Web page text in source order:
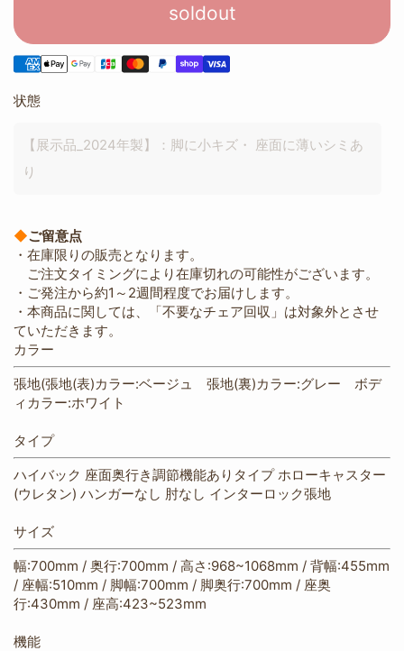
soldout
状態
【展示品_2024年製】：脚に小キズ・ 座面に薄いシミあ
り
◆ご留意点
・在庫限りの販売となります。
ご注文タイミングにより在庫切れの可能性がございます。
・ご発注から約1～2週間程度でお届けします。
・本商品に関しては、「不要なチェア回収」は対象外とさせ
ていただきます。
カラー
張地(張地(表)カラー:ベージュ 張地(裏)カラー:グレー ボデ
ィカラー:ホワイト
タイプ
ハイバック 座面奥行き調節機能ありタイプ ホローキャスター
(ウレタン) ハンガーなし 肘なし インターロック張地
サイズ
幅:700mm / 奥行:700mm / 高さ:968~1068mm / 背幅:455mm
/ 座幅:510mm / 脚幅:700mm / 脚奥行:700mm / 座奥
行:430mm / 座高:423~523mm
機能